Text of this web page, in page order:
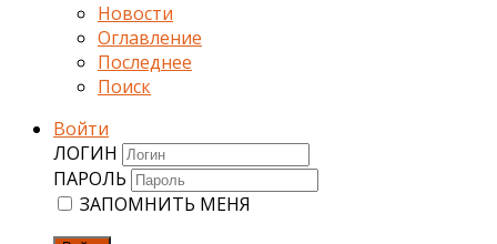
Новости
Оглавление
Последнее
Поиск
Войти
ЛОГИН
ПАРОЛЬ
ЗАПОМНИТЬ МЕНЯ